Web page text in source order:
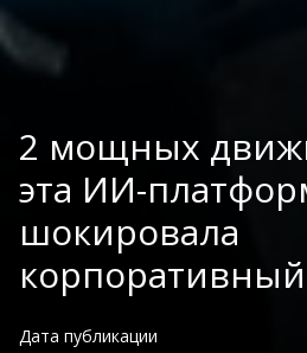
2 мощных
эта ИИ-
шокировала
Дата публикации